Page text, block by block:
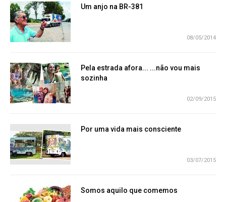
Um anjo na BR-381
08/05/2014
Pela estrada afora... ...não vou mais
sozinha
02/09/2015
Por uma vida mais consciente
03/07/2015
Somos aquilo que comemos